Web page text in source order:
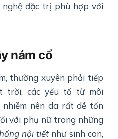
nghệ đặc trị phù hợp với
nám cổ
thường xuyên phải tiếp
trời, các yếu tố từ môi
nên da rất dễ tổn
với phụ nữ trong những
nội tiếtnhư sinh con,